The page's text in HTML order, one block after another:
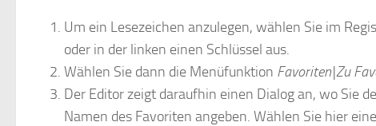
Um ein Lesezeichen anzulegen, wählen Sie im
oder in der linken einen Schlüssel aus.
Wählen Sie dann die Menüfunktion Favoriten|Zu
Der Editor zeigt daraufhin einen Dialog an, wo Sie
Namen des Favoriten angeben. Wählen Sie hier eine